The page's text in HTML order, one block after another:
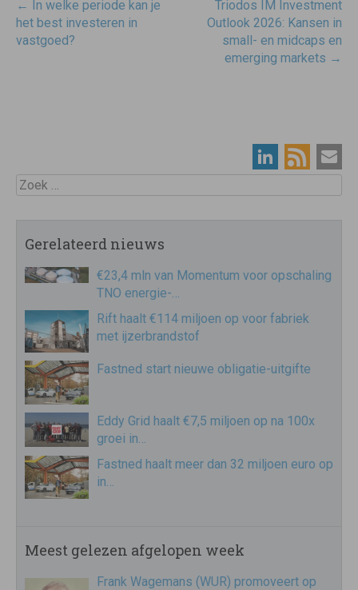
Post
navigatie
←
In welke periode kan je
het best investeren in
vastgoed?
Triodos IM Investment
Outlook 2026: Kansen in
small- en midcaps en
emerging markets →
Zoek
Gerelateerd nieuws
€23,4 mln van Momentum voor opschaling
TNO energie-…
Rift haalt €114 miljoen op voor fabriek
met ijzerbrandstof
Fastned start nieuwe obligatie-uitgifte
Eddy Grid haalt €7,5 miljoen op na 100x
groei in…
Fastned haalt meer dan 32 miljoen euro op
in…
Meest gelezen afgelopen week
Frank Wagemans (WUR) promoveert op